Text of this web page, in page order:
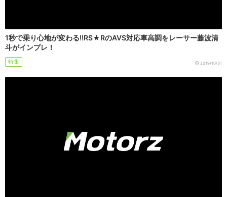
1秒で乗り心地が変わる!!RS★RのAVS対応車高調をレーサー藤波清
斗がインプレ！
特集 2019/10/31